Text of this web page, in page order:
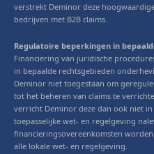
verstrekt Deminor deze
bedrijven met B2B claims.
Regulatoire beperkingen in
Financiering van juridische
in bepaalde rechtsgebieden
Deminor niet toegestaan om
tot het beheren van claims te
verricht Deminor deze dan ook niet
toepasselijke wet- en regelgeving
financieringsovereenkomsten
alle lokale wet- en regelgeving.